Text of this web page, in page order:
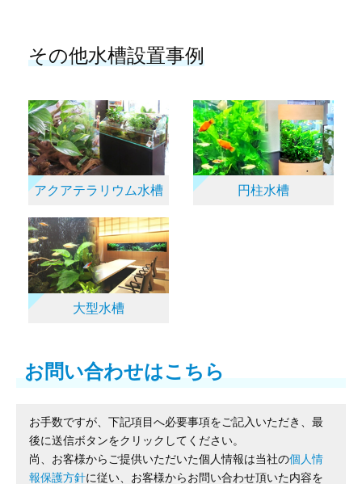
その他水槽設置事例
アクアテラリウム水槽 円柱水槽
大型水槽
お問い合わせはこちら
お手数ですが、下記項目へ必要事項をご記入いただき、最
後に送信ボタンをクリックしてください。
尚、お客様からご提供いただいた個人情報は当社の個人情
報保護方針に従い、お客様からお問い合わせ頂いた内容を